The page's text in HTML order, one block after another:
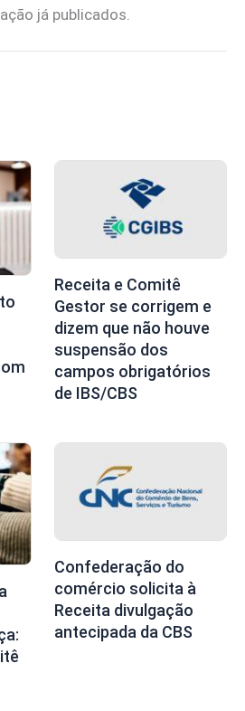
já publicados.
Receita e Comitê
Gestor se corrigem e
dizem que não houve
suspensão dos
campos obrigatórios
de IBS/CBS
Confederação do
comércio solicita à
Receita divulgação
antecipada da CBS